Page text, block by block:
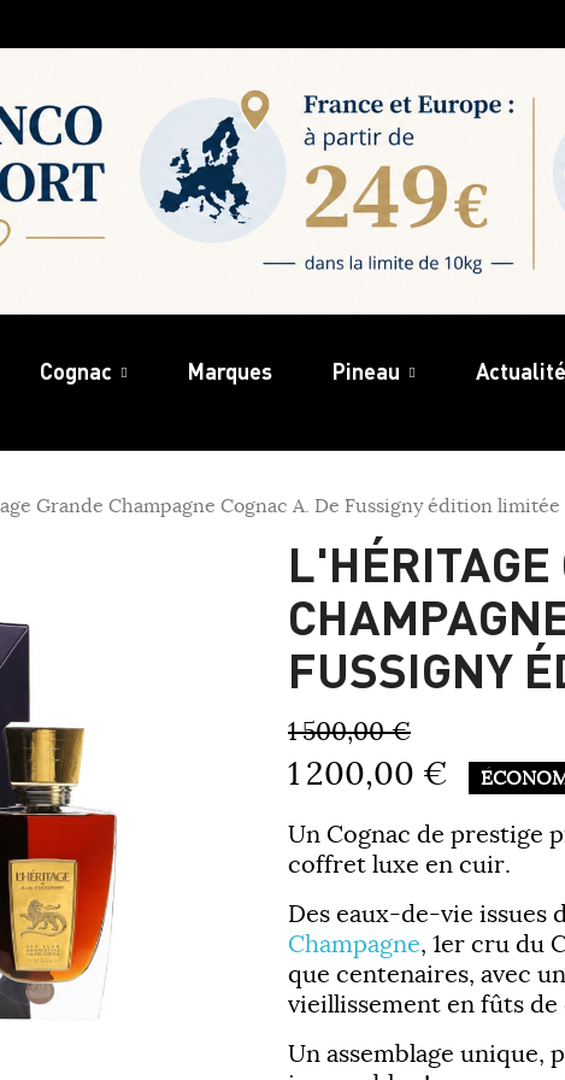
Cognac Marques Pineau
Grande Champagne Cognac A. De Fussigny édition limitée
L'HÉRITAGE
FUSSIGNY
1 500,00 €
1 200,00 €
Un Cognac de prestige
coffret luxe en cuir.
Des eaux-de-vie issues
Champagne, 1er cru du
que centenaires, avec
vieillissement en fûts de
Un assemblage unique,